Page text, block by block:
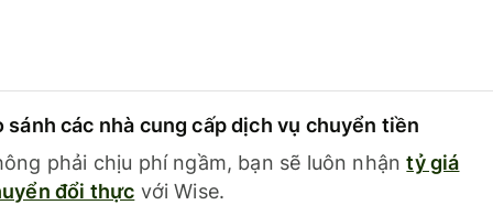
sánh các nhà cung cấp dịch vụ chuyển tiền
phải chịu phí ngầm, bạn sẽ luôn nhậntỷ giá
đổi thực với Wise.